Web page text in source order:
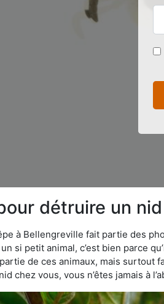
détruire un
à Bellengreville fait partie des
si petit animal, c’est bien parce
de ces animaux, mais surtout
chez vous, vous n’êtes jamais à